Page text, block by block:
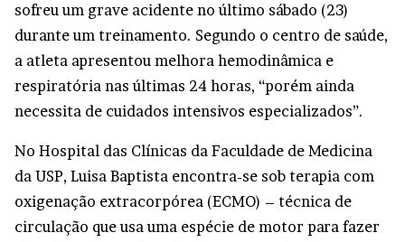
sofreu um grave acidente no último sábado (23)
durante um treinamento. Segundo o centro de saúde,
a atleta apresentou melhora hemodinâmica e
respiratória nas últimas 24 horas, “porém ainda
necessita de cuidados intensivos especializados”.
No Hospital das Clínicas da Faculdade de Medicina
da USP, Luisa Baptista encontra-se sob terapia com
oxigenação extracorpórea (ECMO) – técnica de
circulação que usa uma espécie de motor para fazer